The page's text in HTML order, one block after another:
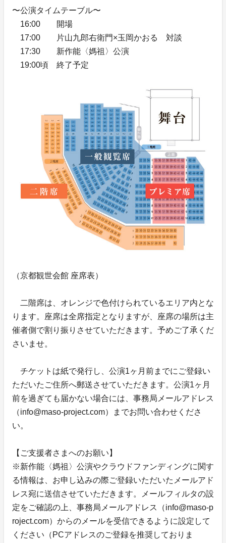
〜公演タイムテーブル〜
16:00 開場
17:00 片山九郎右衛門×玉岡かおる 対談
17:30 新作能〈媽祖〉公演
19:00頃 終了予定
（京都観世会館 座席表）
二階席は、オレンジで色付けられているエリア内とな
ります。座席は全席指定となりますが、座席の場所は主
催者側で割り振りさせていただきます。予めご了承くだ
さいませ。
チケットは紙で発行し、公演1ヶ月前までにご登録い
ただいたご住所へ郵送させていただきます。公演1ヶ月
前を過ぎても届かない場合には、事務局メールアドレス
（info@maso-project.com）までお問い合わせくださ
い。
【ご支援者さまへのお願い】
※新作能〈媽祖〉公演やクラウドファンディングに関す
る情報は、お申し込みの際ご登録いただいたメールアド
レス宛に送信させていただきます。メールフィルタの設
定をご確認の上、事務局メールアドレス（info@maso-p
roject.com）からのメールを受信できるように設定して
ください（PCアドレスのご登録を推奨しておりま